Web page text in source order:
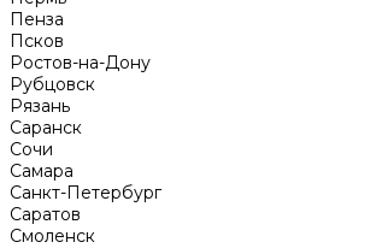
Пенза
Псков
Ростов-на-Дону
Рубцовск
Рязань
Саранск
Сочи
Самара
Санкт-Петербург
Саратов
Смоленск